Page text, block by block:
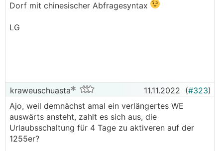
Dorf mit chinesischer Abfragesyntax
LG
kraweuschuasta 11.11.2022 (#323)
Ajo, weil demnächst amal ein verlängertes WE
auswärts ansteht, zahlt es sich aus, die
Urlaubsschaltung für 4 Tage zu aktiveren auf der
1255er?